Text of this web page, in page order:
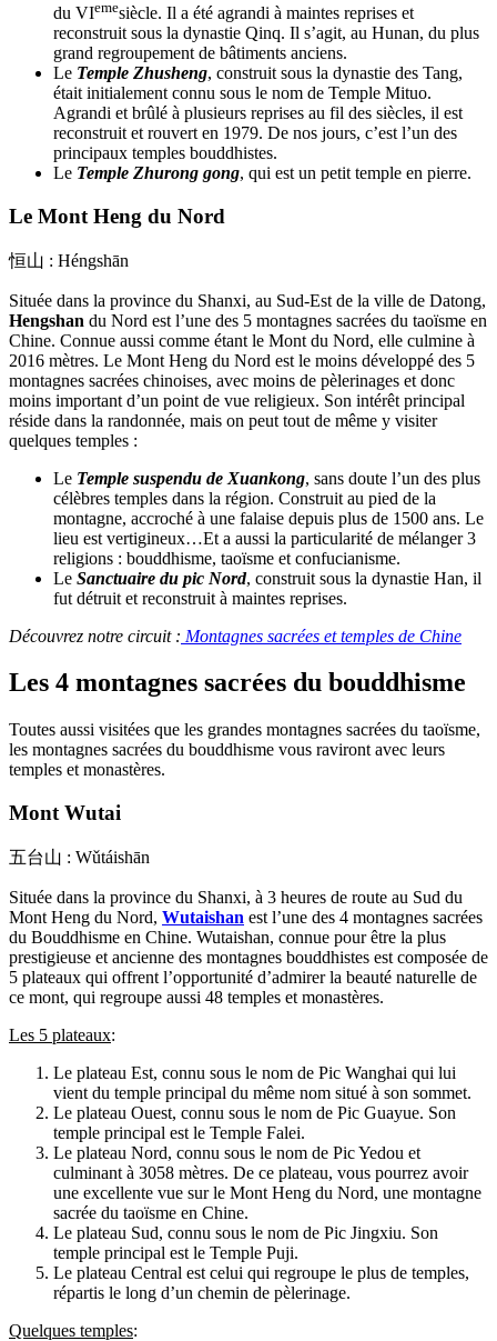
du VIemesiècle. Il a été agrandi à maintes reprises et
reconstruit sous la dynastie Qinq. Il s’agit, au Hunan, du plus
grand regroupement de bâtiments anciens.
Le Temple Zhusheng, construit sous la dynastie des Tang,
était initialement connu sous le nom de Temple Mituo.
Agrandi et brûlé à plusieurs reprises au fil des siècles, il est
reconstruit et rouvert en 1979. De nos jours, c’est l’un des
principaux temples bouddhistes.
Le Temple Zhurong gong, qui est un petit temple en pierre.
Le Mont Heng du Nord
恒山 : Héngshān
Située dans la province du Shanxi, au Sud-Est de la ville de Datong,
Hengshan du Nord est l’une des 5 montagnes sacrées du taoïsme en
Chine. Connue aussi comme étant le Mont du Nord, elle culmine à
2016 mètres. Le Mont Heng du Nord est le moins développé des 5
montagnes sacrées chinoises, avec moins de pèlerinages et donc
moins important d’un point de vue religieux. Son intérêt principal
réside dans la randonnée, mais on peut tout de même y visiter
quelques temples :
Le Temple suspendu de Xuankong, sans doute l’un des plus
célèbres temples dans la région. Construit au pied de la
montagne, accroché à une falaise depuis plus de 1500 ans. Le
lieu est vertigineux…Et a aussi la particularité de mélanger 3
religions : bouddhisme, taoïsme et confucianisme.
Le Sanctuaire du pic Nord, construit sous la dynastie Han, il
fut détruit et reconstruit à maintes reprises.
Découvrez notre circuit : Montagnes sacrées et temples de Chine
Les 4 montagnes sacrées du bouddhisme
Toutes aussi visitées que les grandes montagnes sacrées du taoïsme,
les montagnes sacrées du bouddhisme vous raviront avec leurs
temples et monastères.
Mont Wutai
五台山 : Wǔtáishān
Située dans la province du Shanxi, à 3 heures de route au Sud du
Mont Heng du Nord, Wutaishan est l’une des 4 montagnes sacrées
du Bouddhisme en Chine. Wutaishan, connue pour être la plus
prestigieuse et ancienne des montagnes bouddhistes est composée de
5 plateaux qui offrent l’opportunité d’admirer la beauté naturelle de
ce mont, qui regroupe aussi 48 temples et monastères.
Les 5 plateaux:
Le plateau Est, connu sous le nom de Pic Wanghai qui lui
vient du temple principal du même nom situé à son sommet.
Le plateau Ouest, connu sous le nom de Pic Guayue. Son
temple principal est le Temple Falei.
Le plateau Nord, connu sous le nom de Pic Yedou et
culminant à 3058 mètres. De ce plateau, vous pourrez avoir
une excellente vue sur le Mont Heng du Nord, une montagne
sacrée du taoïsme en Chine.
Le plateau Sud, connu sous le nom de Pic Jingxiu. Son
temple principal est le Temple Puji.
Le plateau Central est celui qui regroupe le plus de temples,
répartis le long d’un chemin de pèlerinage.
Quelques temples: